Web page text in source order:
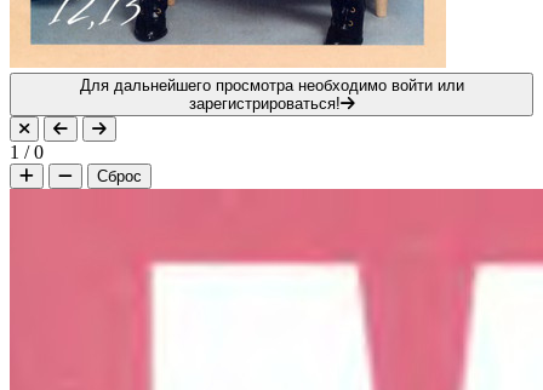
Для дальнейшего просмотра необходимо войти или
зарегистрироваться!
1 /0
Сброс